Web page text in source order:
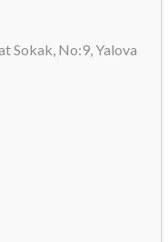
Sokak, No:9, Yalova